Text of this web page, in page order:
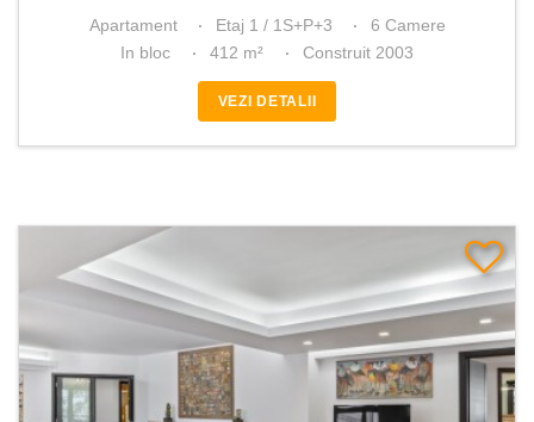
Apartament Etaj 1 / 1S+P+3
6 Camere
In bloc
412 m² Construit 2003
VEZI DETALII